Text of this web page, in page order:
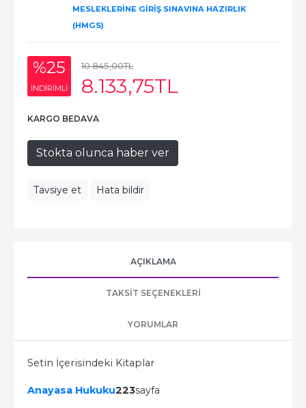
MESLEKLERINE GIRIŞ SINAVINA HAZIRLIK
(HMGS)
%25
INDIRIMLI
10.845,00TL
8.133,75TL
KARGO BEDAVA
Stokta olunca haber ver
Tavsiye et Hata bildir
AÇIKLAMA
TAKSIT SEÇENEKLERI
YORUMLAR
Setin İçerisindeki Kitaplar
Anayasa Hukuku223sayfa